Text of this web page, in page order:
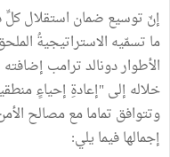
إنّ توسيع ضمان استقلال
ما تسمّيه الاستراتيجيةُ
الأطوار دونالد ترامب
خلاله إلى "إعادةِ إحياءٍ
وتتوافق تماما مع مصالح
إجمالها فيما يلي: